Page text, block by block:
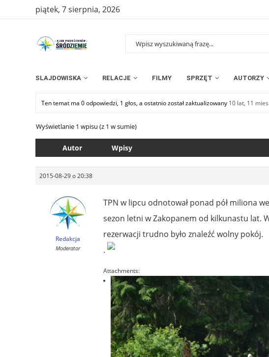
piątek, 7 sierpnia, 2026
SLAJDOWISKA RELACJE FILMY SPRZĘT AUTORZY
Ten temat ma 0 odpowiedzi, 1 głos, a ostatnio został zaktualizowany 10 lat, 11
Wyświetlanie 1 wpisu (z 1 w sumie)
Autor Wpisy
2015-08-29 o 20:38
Redakcja
Moderator
TPN w lipcu odnotował ponad pół miliona
sezon letni w Zakopanem od kilkunastu lat.
rezerwacji trudno było znaleźć wolny pokój.
.
Attachments: